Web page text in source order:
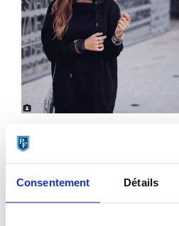
Consentement Détails
Etape 5 :
régulières avec les